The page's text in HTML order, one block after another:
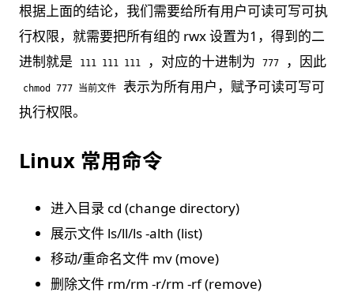
根据上面的结论，我们需要给所有用户可读可写可执
行权限，就需要把所有组的 rwx 设置为1，得到的二
进制就是
111 111 111 ，对应的十进制为 777 ，因此
chmod 777 当前文件
表示为所有用户，赋予可读可写可
执行权限。
Linux 常用命令
进⼊⽬录 cd (change directory)
展示⽂件 ls/ll/ls -alth (list)
移动/重命名⽂件 mv (move)
删除⽂件 rm/rm -r/rm -rf (remove)